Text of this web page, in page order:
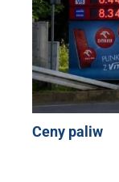
Ceny paliw